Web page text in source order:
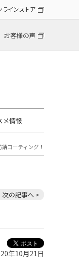
ラインストア
お客様の声
メ情報
コーティング！
次の記事へ >
年10月21日